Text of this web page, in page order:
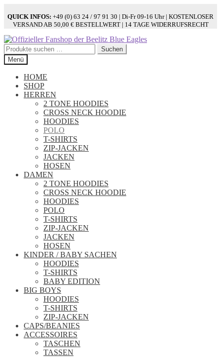
QUICK INFOS: +49 (0) 63 24 / 97 91 30 | Di-Fr 09-16 Uhr | KOSTENLOSER
VERSAND AB 50,00 € BESTELLWERT | 14 TAGE WIDERRUFSRECHT
Zur
Navigation
springen
Zum
Inhalt
springen
Suchen
nach:
Suchen
Menü
HOME
SHOP
HERREN
2 TONE HOODIES
CROSS NECK HOODIE
HOODIES
POLO
T-SHIRTS
ZIP-JACKEN
JACKEN
HOSEN
DAMEN
2 TONE HOODIES
CROSS NECK HOODIE
HOODIES
POLO
T-SHIRTS
ZIP-JACKEN
JACKEN
HOSEN
KINDER / BABY SACHEN
HOODIES
T-SHIRTS
BABY EDITION
BIG BOYS
HOODIES
T-SHIRTS
ZIP-JACKEN
CAPS/BEANIES
ACCESSOIRES
TASCHEN
TASSEN